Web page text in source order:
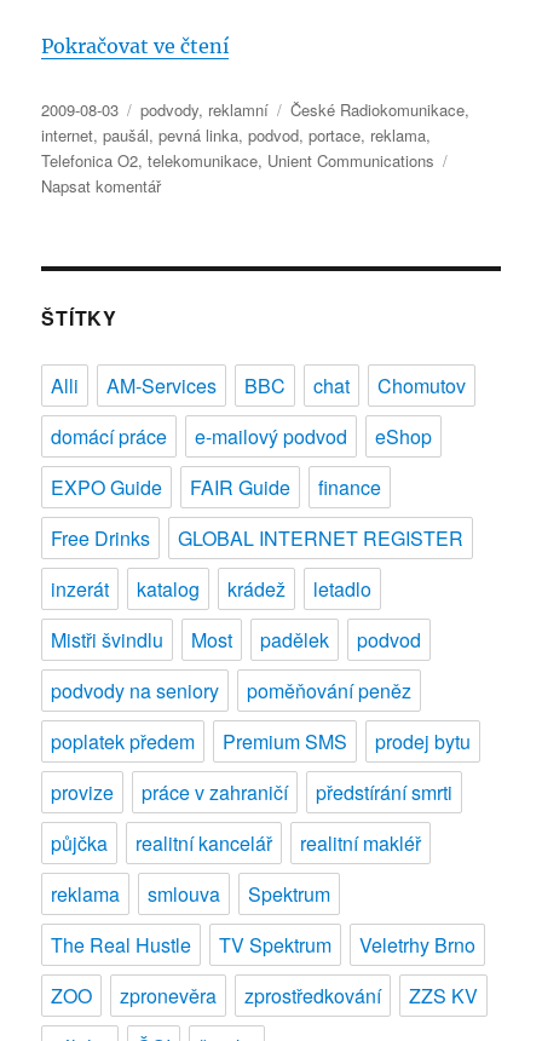
Pokračovat ve čtení„Podvody nejlepší, největší,
Publikováno:
2009-08-03 Rubriky:
podvody, reklamní Štítky:
České Radiokomunikace,
internet,paušál,pevná linka,podvod,portace, reklama,
Telefonica O2,telekomunikace, Unient Communications
Napsat komentářpro
názvem
nejlevnější
a
podobné
ŠTÍTKY
Alli AM-Services BBC chat
Chomutov
domácí práce
e-mailový podvod
eShop
EXPO Guide
FAIR Guide
finance
Free Drinks
GLOBAL INTERNET REGISTER
inzerát
katalog krádež
letadlo
Mistři švindlu
Most padělek
podvod
podvody na seniory
poměňování peněz
poplatek předem
Premium SMS
prodej bytu
provize
práce v zahraničí
předstírání smrti
půjčka
realitní kancelář
realitní makléř
reklama
smlouva
Spektrum
The Real Hustle
TV Spektrum
Veletrhy Brno
ZOO
zpronevěra zprostředkování
ZZS KV